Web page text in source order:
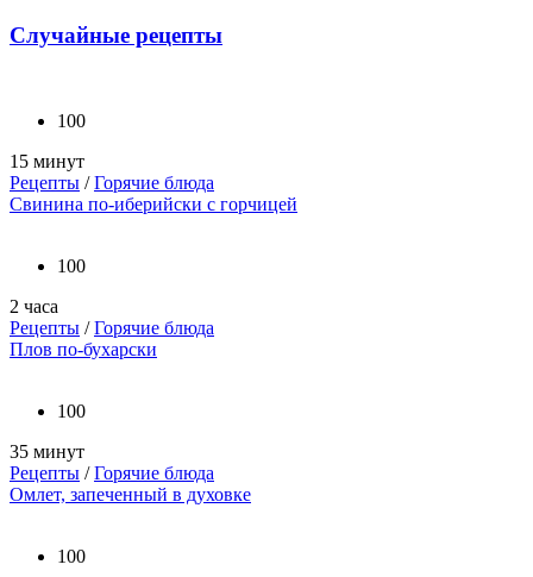
Случайные рецепты
100
15 минут
Рецепты /Горячие блюда
Свинина по-иберийски с горчицей
100
2 часа
Рецепты /Горячие блюда
Плов по-бухарски
100
35 минут
Рецепты /Горячие блюда
Омлет, запеченный в духовке
100